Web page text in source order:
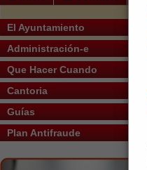
El Ayuntamiento
Administración-e
Que Hacer Cuando
Cantoria
Guías
Plan Antifraude